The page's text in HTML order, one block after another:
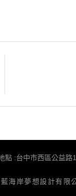
點 :台中市西區公益路
海岸夢想設計有限